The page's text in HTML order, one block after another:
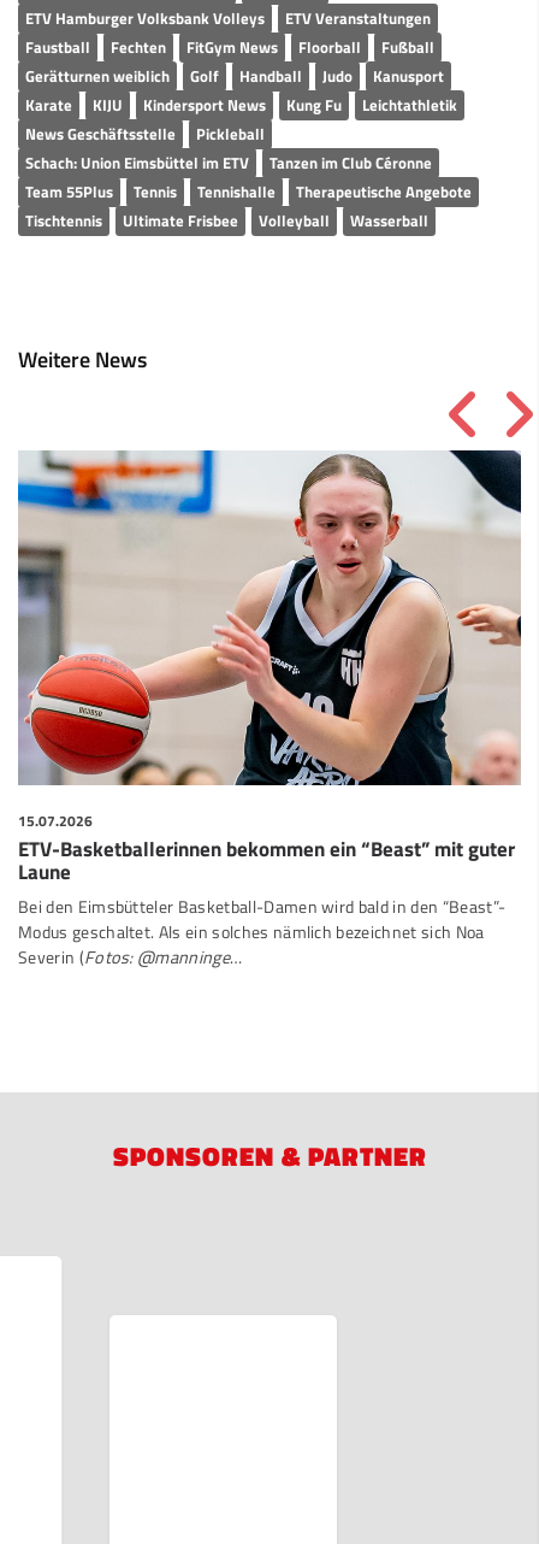
ETV Hamburger Volksbank Volleys
ETV Veranstaltungen
Faustball
Fechten FitGym News Floorball
Fußball
Gerätturnen weiblich
Golf Handball Judo
Kanusport
Karate
KIJU Kindersport News Kung Fu
Leichtathletik
News Geschäftsstelle
Pickleball
Schach: Union Eimsbüttel im ETV
Tanzen im Club Céronne
Team 55Plus
Tennis Tennishalle
Therapeutische Angebote
Tischtennis
Ultimate Frisbee Volleyball Wasserball
Weitere News
15.07.2026
ETV-Basketballerinnen bekommen ein “Beast” mit guter
Laune
Bei den Eimsbütteler Basketball-Damen wird bald in den “Beast”-
Modus geschaltet. Als ein solches nämlich bezeichnet sich Noa
Severin (Fotos: @manninge…
SPONSOREN & PARTNER